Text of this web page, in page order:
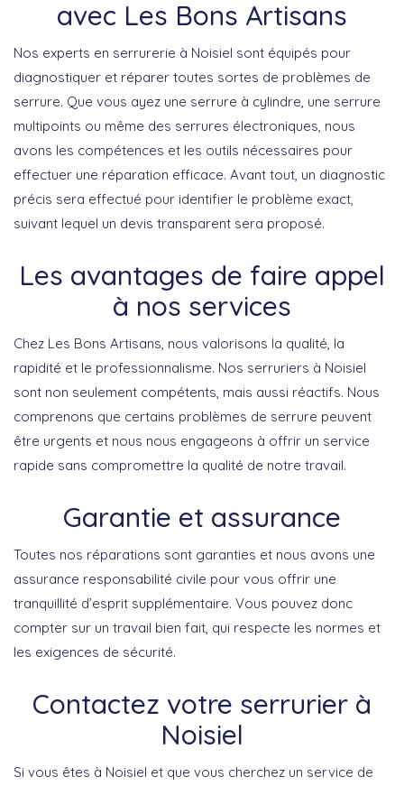
avec Les Bons Artisans
Nos experts en serrurerie à Noisiel sont équipés pour
diagnostiquer et réparer toutes sortes de problèmes de
serrure. Que vous ayez une serrure à cylindre, une serrure
multipoints ou même des serrures électroniques, nous
avons les compétences et les outils nécessaires pour
effectuer une réparation efficace. Avant tout, un diagnostic
précis sera effectué pour identifier le problème exact,
suivant lequel un devis transparent sera proposé.
Les avantages de faire appel
à nos services
Chez Les Bons Artisans, nous valorisons la qualité, la
rapidité et le professionnalisme. Nos serruriers à Noisiel
sont non seulement compétents, mais aussi réactifs. Nous
comprenons que certains problèmes de serrure peuvent
être urgents et nous nous engageons à offrir un service
rapide sans compromettre la qualité de notre travail.
Garantie et assurance
Toutes nos réparations sont garanties et nous avons une
assurance responsabilité civile pour vous offrir une
tranquillité d’esprit supplémentaire. Vous pouvez donc
compter sur un travail bien fait, qui respecte les normes et
les exigences de sécurité.
Contactez votre serrurier à
Noisiel
Si vous êtes à Noisiel et que vous cherchez un service de